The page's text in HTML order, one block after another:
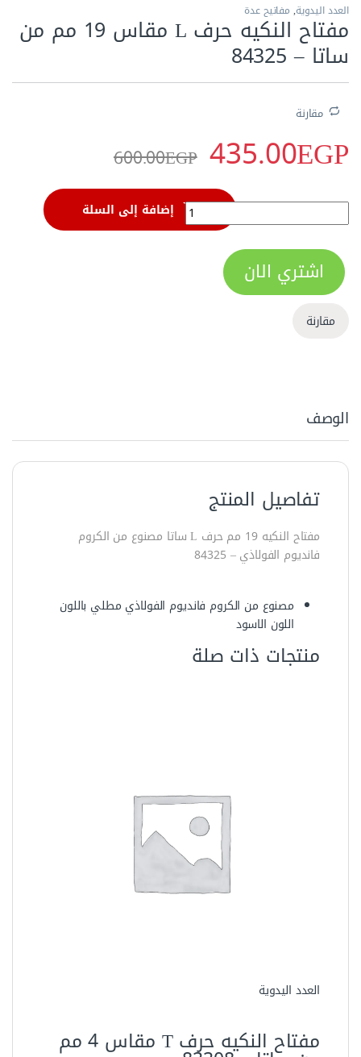
العدد اليدوية, مفاتيح عدة
مفتاح النكيه حرف L مقاس 19 مم من
ساتا – ‏84325‏
مقارنة
435.00EGP
600.00EGP
مفتاح النكيه حرف L مقاس 19 مم من ساتا - ‏84325‏ quantity إضافة إلى السلة
اشتري الان
مقارنة
الوصف
تفاصيل المنتج
مفتاح النكيه 19 مم حرف L ساتا مصنوع من الكروم
فانديوم الفولاذي – ‏84325‏
مصنوع من الكروم فانديوم الفولاذي مطلي باللون
اللون الاسود
منتجات ذات صلة
العدد اليدوية
مفتاح النكيه حرف T مقاس 4 مم